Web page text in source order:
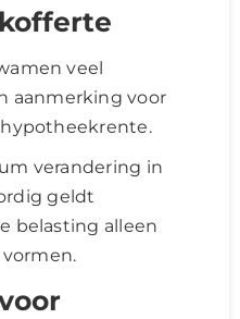
veel
aanmerking voor
verandering in
geldt
belasting alleen